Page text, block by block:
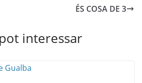
ÉS COSA DE 3
interessar